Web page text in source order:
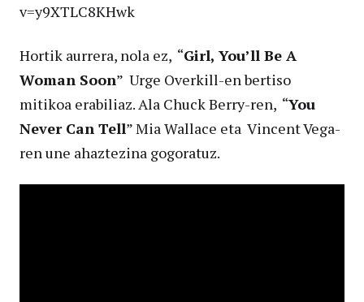
v=y9XTLC8KHwk
Hortik aurrera, nola ez, “Girl, You’ll Be A
Woman Soon” Urge Overkill-en bertiso
mitikoa erabiliaz. Ala Chuck Berry-ren, “You
Never Can Tell” Mia Wallace eta Vincent Vega-
ren une ahaztezina gogoratuz.